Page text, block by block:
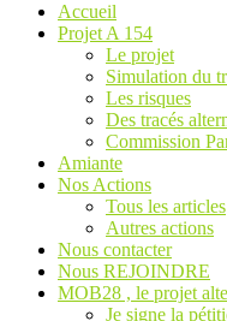
Accueil
Projet A 154
Le projet
Simulation du
Les risques
Des tracés
Commission
Amiante
Nos Actions
Tous les articles
Autres actions
Nous contacter
Nous REJOINDRE
MOB28 , le projet
Je signe la